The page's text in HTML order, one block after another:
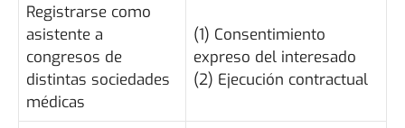
Registrarse como
asistente a
congresos de
distintas sociedades
médicas
(1) Consentimiento
expreso del interesado
(2) Ejecución contractual